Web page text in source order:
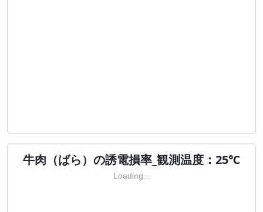
牛肉（ばら）の誘電損率_観測温度：25℃
Loading...